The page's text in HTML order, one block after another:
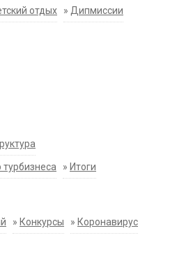
отдых » Дипмиссии
турбизнеса » Итоги
» Конкурсы » Коронавирус